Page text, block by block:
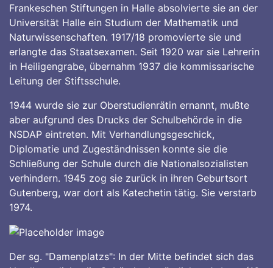
Frankeschen Stiftungen in Halle absolvierte sie an der
Universität Halle ein Studium der Mathematik und
Naturwissenschaften. 1917/18 promovierte sie und
erlangte das Staatsexamen. Seit 1920 war sie Lehrerin
in Heiligengrabe, übernahm 1937 die kommissarische
Leitung der Stiftsschule.
1944 wurde sie zur Oberstudienrätin ernannt, mußte
aber aufgrund des Drucks der Schulbehörde in die
NSDAP eintreten. Mit Verhandlungsgeschick,
Diplomatie und Zugeständnissen konnte sie die
Schließung der Schule durch die Nationalsozialisten
verhindern. 1945 zog sie zurück in ihren Geburtsort
Gutenberg, war dort als Katechetin tätig. Sie verstarb
1974.
Der sg. "Damenplatzs": In der Mitte befindet sich das